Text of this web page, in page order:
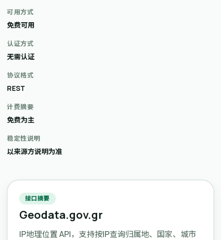
可用方式
免费可用
认证方式
无需认证
协议格式
REST
计费摘要
免费为主
稳定性说明
以来源方说明为准
接口摘要
Geodata.gov.gr
IP地理位置 API，支持按IP查询归属地、国家、城市